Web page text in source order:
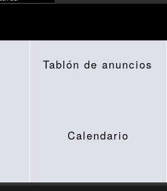
Tablón de anuncios
Calendario